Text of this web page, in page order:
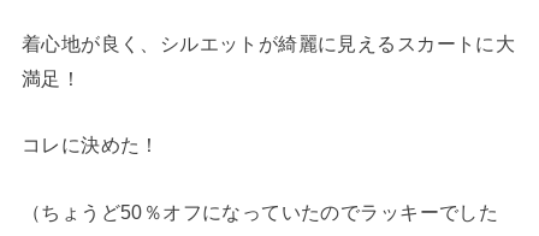
着心地が良く、シルエットが綺麗に見えるスカートに大
満足！
コレに決めた！
（ちょうど50％オフになっていたのでラッキーでした